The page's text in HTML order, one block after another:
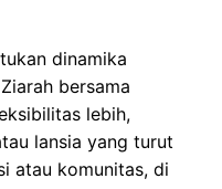
dinamika
bersama
lebih,
lansia yang turut
atau komunitas, di